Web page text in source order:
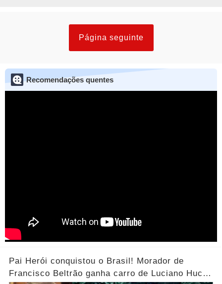
Página seguinte
Recomendações quentes
Pai Herói conquistou o Brasil! Morador de
Francisco Beltrão ganha carro de Luciano Huck